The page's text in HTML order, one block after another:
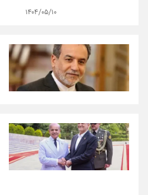
۱۴۰۴/۰۵/۱۰